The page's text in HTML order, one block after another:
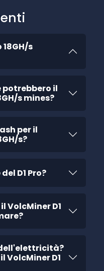
18GH/s
il
s mines?
per il
s?
D1 Pro?
VolcMiner D1
VolcMiner D1